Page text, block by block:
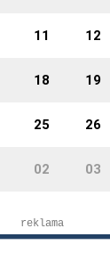
11 12
18 19
25 26
02 03
reklama